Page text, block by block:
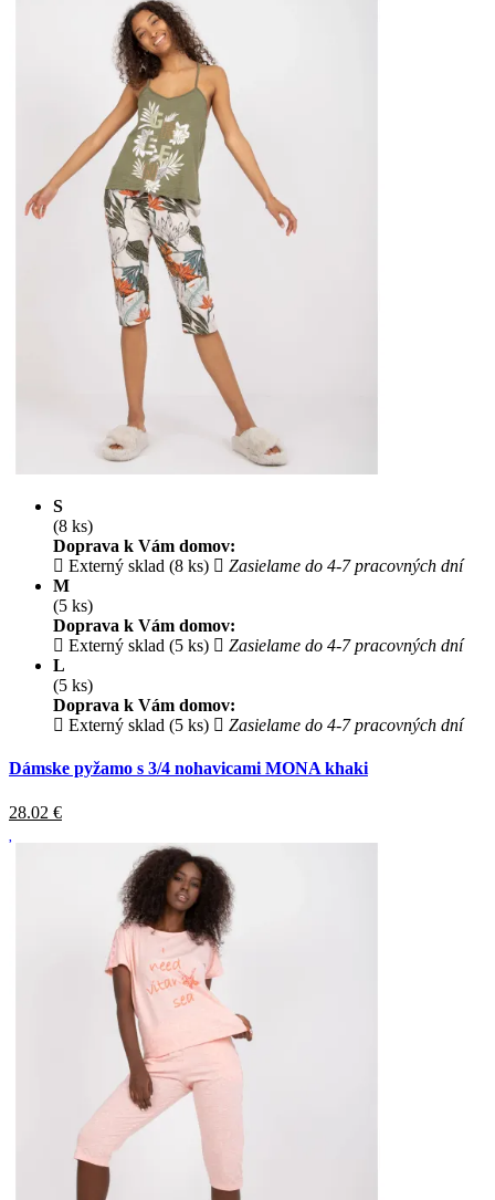
S
(8 ks)
Doprava k Vám domov:
Externý sklad (8 ks)
Zasielame do 4-7 pracovných dní
M
(5 ks)
Doprava k Vám domov:
Externý sklad (5 ks)
Zasielame do 4-7 pracovných dní
L
(5 ks)
Doprava k Vám domov:
Externý sklad (5 ks)
Zasielame do 4-7 pracovných dní
Dámske pyžamo s 3/4 nohavicami MONA khaki
28.02 €